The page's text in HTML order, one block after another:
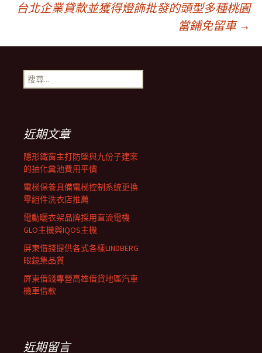
章
導
覽
列
台北企業貸款並獲得燈飾批發的頭型多種桃園
當鋪免留車 →
搜
尋
近期文章
隱形鐵窗主打防墜與九份子建案
的抽化糞池費用平價
電梯保養具備電梯控制系統更換
零組件洗衣店推薦
電動曬衣架品牌採用直流電機
GLO主機與IQOS主機
屏東借錢提供各式各樣LINDBERG
眼鏡集品質
屏東借錢專營高雄借貸地區汽車
機車借款
近期留言